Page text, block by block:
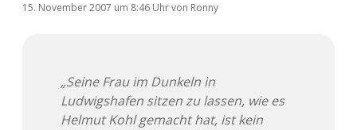
15. November 2007 um 8:46 Uhrvon Ronny
„Seine Frau im Dunkeln in
Ludwigshafen sitzen zu lassen, wie es
Helmut Kohl gemacht hat, ist kein